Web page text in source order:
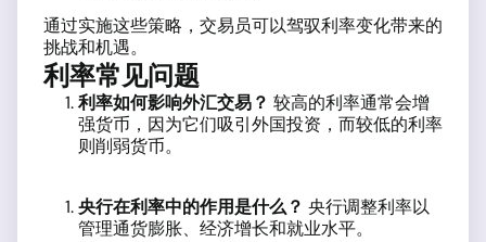
通过实施这些策略，交易员可以驾驭利率变化带来的
挑战和机遇。
利率常见问题
利率如何影响外汇交易？ 较高的利率通常会增
强货币，因为它们吸引外国投资，而较低的利率
则削弱货币。
央行在利率中的作用是什么？ 央行调整利率以
管理通货膨胀、经济增长和就业水平。